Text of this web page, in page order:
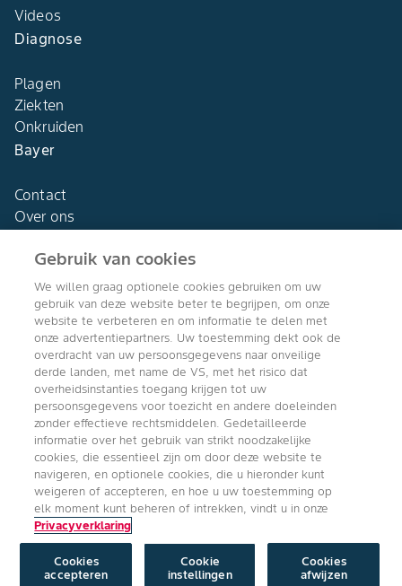
Videos
Diagnose
Plagen
Ziekten
Onkruiden
Bayer
Contact
Over ons
Agro Bayer
Nederland
Volg ons
Copyright © Bayer Crop Science 2024
Algemene Gebruiksvoorwaarden/Privacyverklaring/Imprint/Cookie
instellingen
Gebruik van cookies
We willen graag optionele cookies gebruiken om uw
gebruik van deze website beter te begrijpen, om onze
website te verbeteren en om informatie te delen met
onze advertentiepartners. Uw toestemming dekt ook de
overdracht van uw persoonsgegevens naar onveilige
derde landen, met name de VS, met het risico dat
overheidsinstanties toegang krijgen tot uw
persoonsgegevens voor toezicht en andere doeleinden
zonder effectieve rechtsmiddelen. Gedetailleerde
informatie over het gebruik van strikt noodzakelijke
cookies, die essentieel zijn om door deze website te
navigeren, en optionele cookies, die u hieronder kunt
weigeren of accepteren, en hoe u uw toestemming op
elk moment kunt beheren of intrekken, vindt u in onze
Privacyverklaring
Cookie
instellingen
Cookies
afwijzen
Cookies
accepteren